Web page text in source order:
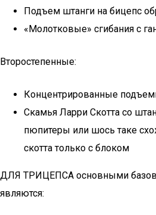
Подъем штанги на бицепс
«Молотковые» сгибания с
Второстепенные:
Концентрированные
Скамья Ларри Скотта со
пюпитеры или шось таке
скотта только с блоком
ДЛЯ ТРИЦЕПСА основными
являются: